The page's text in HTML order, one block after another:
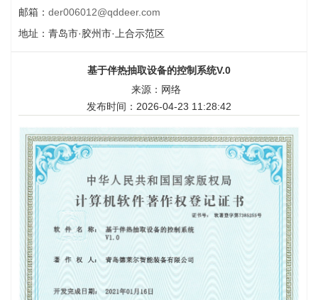
邮箱： der006012@qddeer.com
地址：青岛市·胶州市·上合示范区
基于伴热抽取设备的控制系统V.0
来源：网络
发布时间：2026-04-23 11:28:42